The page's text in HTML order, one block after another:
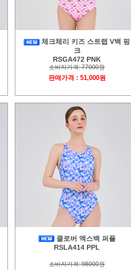
체크체리 키즈 스트랩 V백 핑
크
RSGA472 PNK
소비자가격: 77000원
판매가격 : 51,000원
클로버 엑스백 퍼플
RSLA414 PPL
소비자가격: 98000원